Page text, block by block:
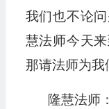
我们也不论
慧法师今天
那请法师为我
隆慧法师